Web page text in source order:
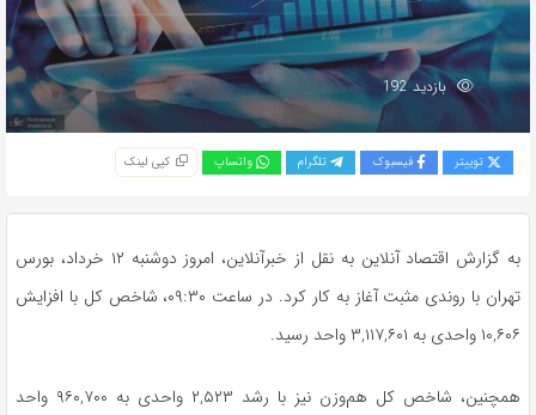
بازدید 192
توییتر فیسبوک تلگرام واتساپ کپی لینک
به گزارش اقتصاد آنلاین به نقل از خبرآنلاین، امروز دوشنبه ۱۲ خرداد، بورس
تهران با روندی مثبت آغاز به کار کرد. در ساعت ۰۹:۳۰، شاخص کل با افزایش
۱۰,۶۰۶ واحدی به ۳,۱۱۷,۶۰۱ واحد رسید.
همچنین، شاخص کل هم‌وزن نیز با رشد ۲,۵۲۳ واحدی به ۹۶۰,۷۰۰ واحد